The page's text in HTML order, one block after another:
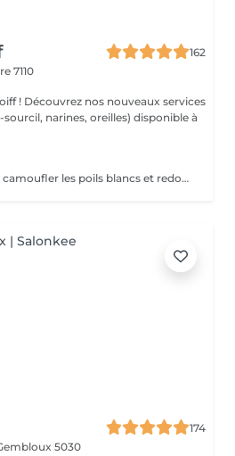
162
7110
Coloration naturelle pour camoufler les poils blancs et redonner de l'éclat à la barbe.
174
5030